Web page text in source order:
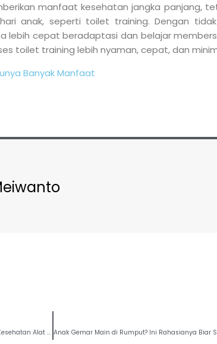
manfaat kesehatan jangka panjang,
anak, seperti toilet training. Dengan
lebih cepat beradaptasi dan belajar
toilet training lebih nyaman, cepat, dan
Banyak Manfaat
Mengapa Popok Berkualitas Penting untuk Kesehatan Alat Vital Bayi